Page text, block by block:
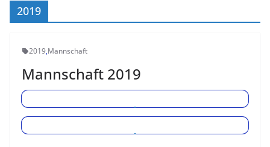
2019
2019,Mannschaft
Mannschaft 2019